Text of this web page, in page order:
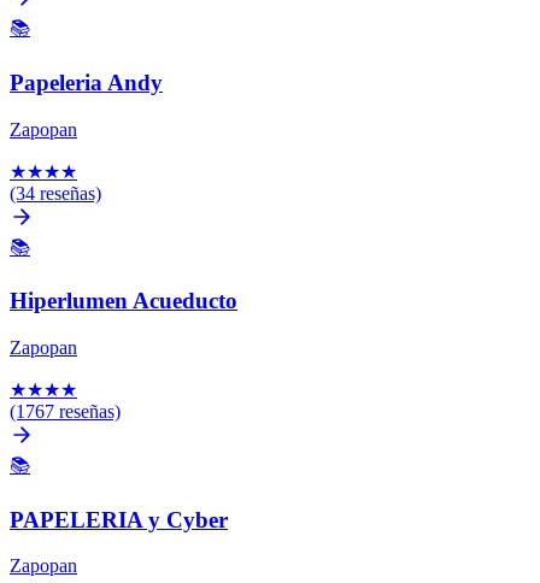
📚
Papeleria Andy
Zapopan
★★★★
(34 reseñas)
📚
Hiperlumen Acueducto
Zapopan
★★★★
(1767 reseñas)
📚
PAPELERIA y Cyber
Zapopan